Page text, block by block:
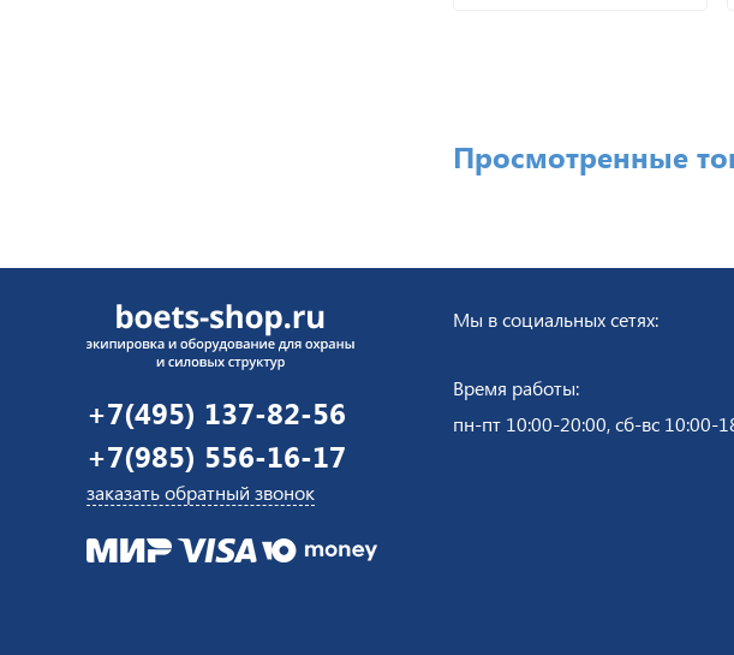
Просмотренные
+7(495) 137-82-56
+7(985) 556-16-17
заказать обратный звонок
Мы в социальных сетях:
Время работы:
пн-пт 10:00-20:00, сб-вс 10:00-